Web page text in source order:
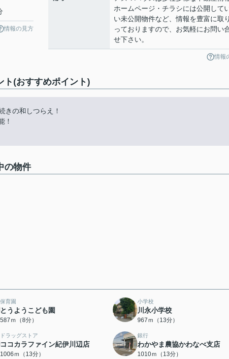
情報の見方
ホームページ・チラシには公開して
い未公開物件など、情報を豊富に取
っておりますので、お気軽にお問い
せ下さい。
情報
ト(おすすめポイント)
きの和しつらえ！
！
の物件
保育園
とうようこども園
587ｍ（8分）
小学校
川永小学校
967ｍ（13分）
ドラッグストア
ココカラファイン紀伊川辺店
1006ｍ（13分）
銀行
わかやま農協かわなべ支店
1010ｍ（13分）